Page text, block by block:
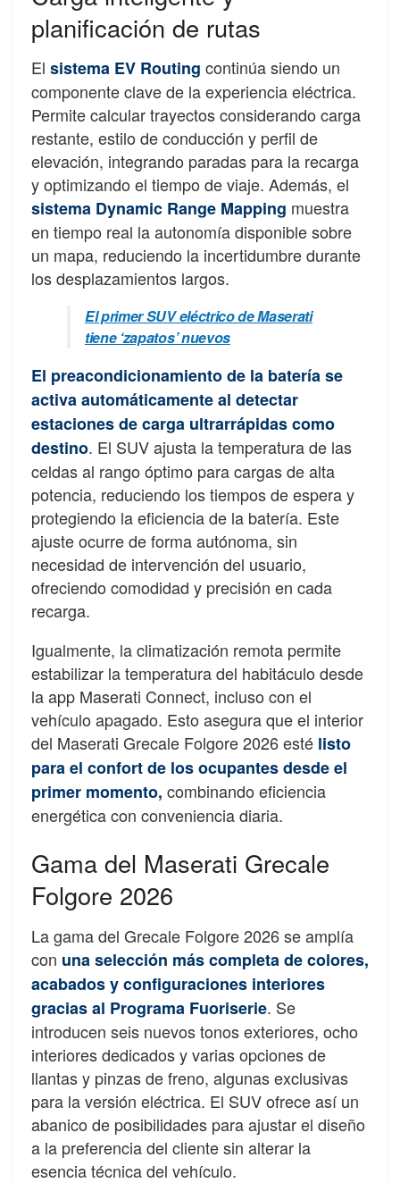
planificación de rutas
El sistema EV Routing continúa siendo un
componente clave de la experiencia eléctrica.
Permite calcular trayectos considerando carga
restante, estilo de conducción y perfil de
elevación, integrando paradas para la recarga
y optimizando el tiempo de viaje. Además, el
sistema Dynamic Range Mapping muestra
en tiempo real la autonomía disponible sobre
un mapa, reduciendo la incertidumbre durante
los desplazamientos largos.
El primer SUV eléctrico de Maserati
tiene ‘zapatos’ nuevos
El preacondicionamiento de la batería se
activa automáticamente al detectar
estaciones de carga ultrarrápidas como
destino. El SUV ajusta la temperatura de las
celdas al rango óptimo para cargas de alta
potencia, reduciendo los tiempos de espera y
protegiendo la eficiencia de la batería. Este
ajuste ocurre de forma autónoma, sin
necesidad de intervención del usuario,
ofreciendo comodidad y precisión en cada
recarga.
Igualmente, la climatización remota permite
estabilizar la temperatura del habitáculo desde
la app Maserati Connect, incluso con el
vehículo apagado. Esto asegura que el interior
del Maserati Grecale Folgore 2026 esté listo
para el confort de los ocupantes desde el
primer momento, combinando eficiencia
energética con conveniencia diaria.
Gama del Maserati Grecale
Folgore 2026
La gama del Grecale Folgore 2026 se amplía
con una selección más completa de colores,
acabados y configuraciones interiores
gracias al Programa Fuoriserie. Se
introducen seis nuevos tonos exteriores, ocho
interiores dedicados y varias opciones de
llantas y pinzas de freno, algunas exclusivas
para la versión eléctrica. El SUV ofrece así un
abanico de posibilidades para ajustar el diseño
a la preferencia del cliente sin alterar la
esencia técnica del vehículo.